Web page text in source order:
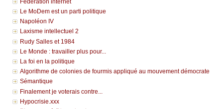
Fédération internet
Le MoDem est un parti politique
Napoléon IV
Laxisme intellectuel 2
Rudy Salles et 1984
Le Monde : travailler plus pour...
La foi en la politique
Algorithme de colonies de fourmis appliqué au mouvement démocrate
Sémantique
Finalement je voterais contre...
Hypocrisie.xxx